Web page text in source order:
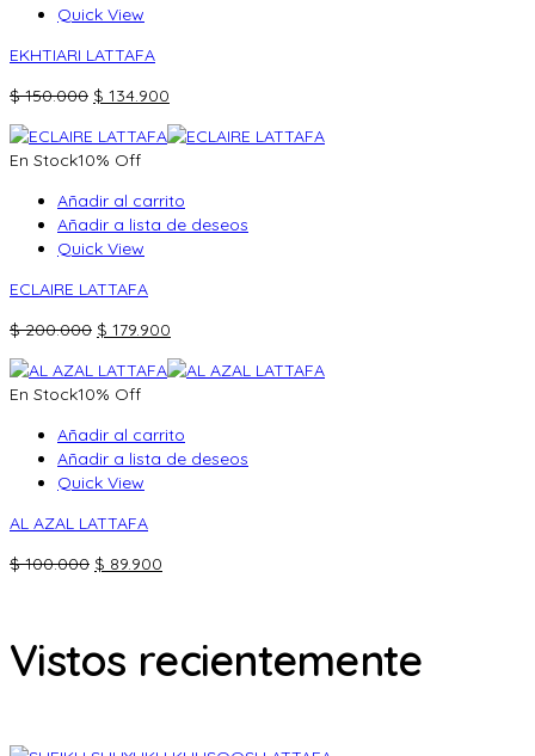
Quick View
EKHTIARI LATTAFA
$150.000 El
original
era:
$ 134.900
actual
En Stock10% Off
Añadir al carrito
Añadir a lista de deseos
Quick View
ECLAIRE LATTAFA
$200.000 El
original
era:
$ 179.900
actual
En Stock10% Off
Añadir al carrito
Añadir a lista de deseos
Quick View
AL AZAL LATTAFA
$100.000 El
$ 100.000.
$ 89.900
$ 89.900.
Vistos recientemente